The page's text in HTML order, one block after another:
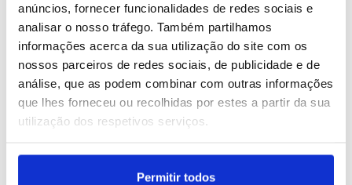
anúncios, fornecer funcionalidades de redes sociais e
analisar o nosso tráfego. Também partilhamos
informações acerca da sua utilização do site com os
nossos parceiros de redes sociais, de publicidade e de
análise, que as podem combinar com outras informações
que lhes forneceu ou recolhidas por estes a partir da sua
utilização dos respetivos serviços.
Permitir todos
Incêndios: Mais de
12.500 hectares ardidos e
44.000 pessoas retiradas
em França - novo balanço
ID: 47514285 Date: 24/07/2026 17:03
Ucrânia: Ataques
ucranianos com drones
fizeram três feridos perto
de São Petersburgo
ID: 47514054